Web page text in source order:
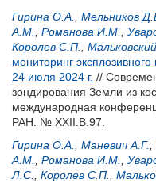
Гирина О.А.
Мельников
А.М.
Романова И.М.
Королев С.П.
мониторинг
24 июля 2024 г. //
зондирования Земли из
международная
РАН. № XXII.B.97.
Гирина О.А.
Маневич А.Г.
А.М.
Романова И.М.
Л.С.
Королев С.П.